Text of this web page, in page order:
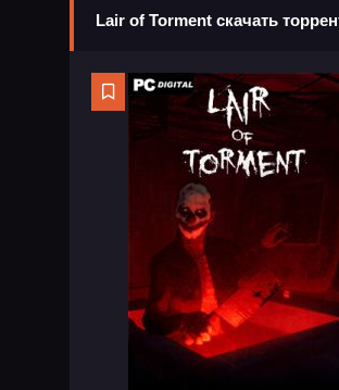
Lair of Torment скачать